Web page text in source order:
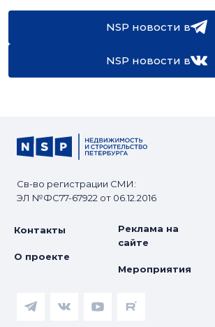
NSP новости в
NSP новости в
Св-во регистрации СМИ:
ЭЛ №ФС77-67922 от 06.12.2016
Контакты
О проекте
Реклама на
сайте
Мероприятия